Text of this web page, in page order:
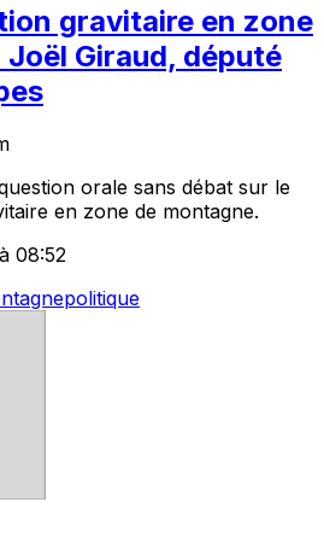
gravitaire en zone
Giraud, député
orale sans débat sur le
en zone de montagne.
08:52
politique